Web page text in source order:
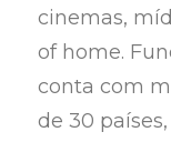
cinemas,
of home.
conta com
de 30